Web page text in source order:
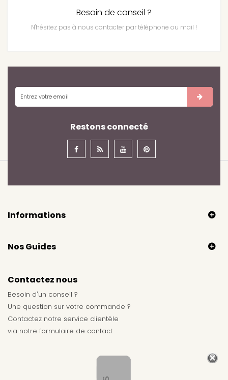
Besoin de conseil ?
N'hésitez pas à nous contacter par téléphone ou mail !
Restons connecté
Informations
Nos Guides
Contactez nous
Besoin d'un conseil ?
Une question sur votre commande ?
Contactez notre service clientèle
via notre formulaire de contact